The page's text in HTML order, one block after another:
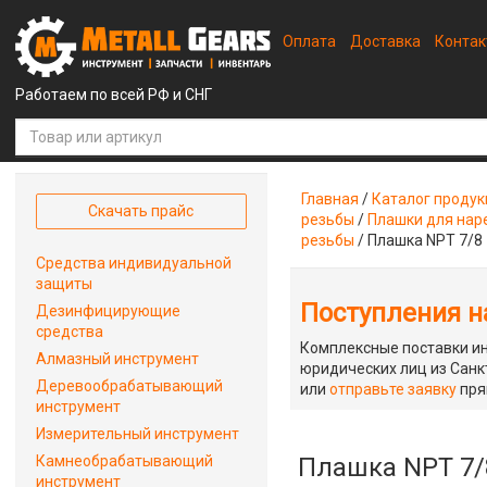
Работаем по всей РФ и СНГ
Оплата Доставка
Главная / Каталог
резьбы / Плашки для
резьбы / Плашка NPT 7/8
Поступления
Комплексные поставки
юридических лиц из
илиотправьте заявку
Плашка NPT
Скачать прайс
Средства индивидуальной
защиты
Дезинфицирующие
средства
Алмазный инструмент
Деревообрабатывающий
инструмент
Измерительный инструмент
Камнеобрабатывающий
инструмент